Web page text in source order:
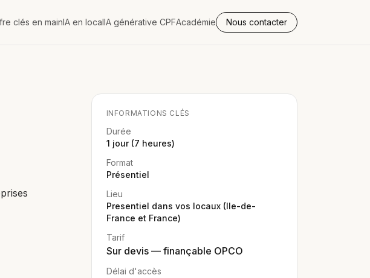
clés en mainIA en localIA générative CPFAcadémie Nous contacter
INFORMATIONS CLÉS
Durée
1 jour (7 heures)
Format
Présentiel
Lieu
Presentiel dans vos locaux (Ile-de-
France et France)
Tarif
Sur devis — finançable OPCO
Délai d'accès